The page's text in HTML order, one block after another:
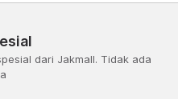
dari Jakmall. Tidak ada